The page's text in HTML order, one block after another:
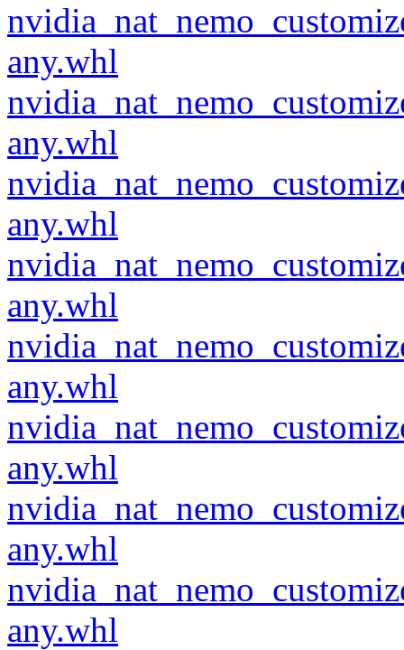
any.whl
any.whl
any.whl
any.whl
any.whl
any.whl
any.whl
any.whl